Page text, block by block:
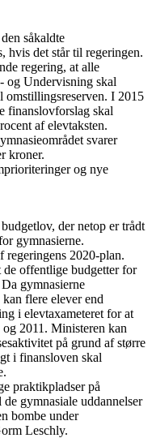
såkaldte
hvis det står til regeringen.
regering, at alle
og Undervisning skal
omstillingsreserven. I 2015
finanslovforslag skal
af elevtaksten.
svarer
kroner.
og nye
der netop er trådt
gymnasierne.
regeringens 2020-plan.
de offentlige budgetter for
gymnasierne
flere elever end
i elevtaxameteret for at
2011. Ministeren kan
på grund af større
i finansloven skal
praktikpladser på
gymnasiale uddannelser
bombe under
Leschly.